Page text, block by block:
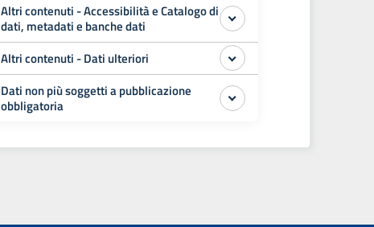
Altri contenuti - Accessibilità e Catalogo di
dati, metadati e banche dati
Altri contenuti - Dati ulteriori
Dati non più soggetti a pubblicazione
obbligatoria